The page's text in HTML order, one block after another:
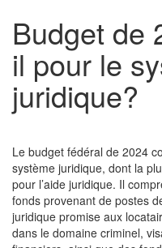
Budget de
il pour le
juridique?
Le budget fédéral de 2024
système juridique, dont la
pour l’aide juridique. Il
fonds provenant de postes
juridique promise aux
dans le domaine criminel,